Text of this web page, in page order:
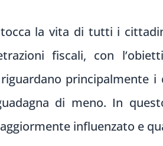
la vita di tutti i
fiscali, con
di meno. In
influenzato e